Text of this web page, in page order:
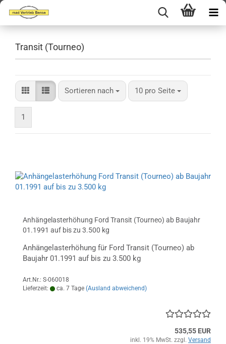
Transit (Tourneo)
Sortieren nach
Sortieren nach 10 pro Seite
pro Seite
1
Anhängelasterhöhung Ford Transit (Tourneo) ab Baujahr
01.1991 auf bis zu 3.500 kg
Anhängelasterhöhung für Ford Transit (Tourneo) ab
Baujahr 01.1991 auf bis zu 3.500 kg
Art.Nr.: S-060018
Lieferzeit:
ca. 7 Tage (Ausland abweichend)
535,55 EUR
inkl. 19% MwSt. zzgl. Versand